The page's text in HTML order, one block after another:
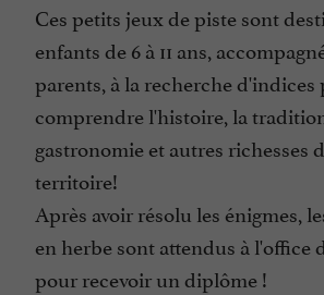
Ces petits jeux de piste sont
enfants de 6 à 11 ans,
parents, à la recherche
comprendre l'histoire, la
gastronomie et autres richesses
territoire!
Après avoir résolu les énigmes,
en herbe sont attendus à l'office
pour recevoir un diplôme !